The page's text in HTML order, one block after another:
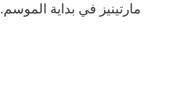
مارتينيز في بداية الموسم.